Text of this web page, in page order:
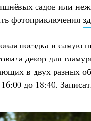
садов или
фотоприключения
поездка в
декор для
в двух разных
до 18:40.